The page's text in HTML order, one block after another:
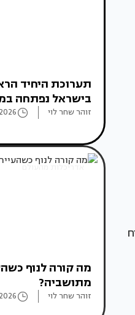
תערוכת היחיד
בישראל נפתחה
זוהר שחר לוי
אדריכלות מהעולם
מה קורה לנוף
מתושביה?
זוהר שחר לוי